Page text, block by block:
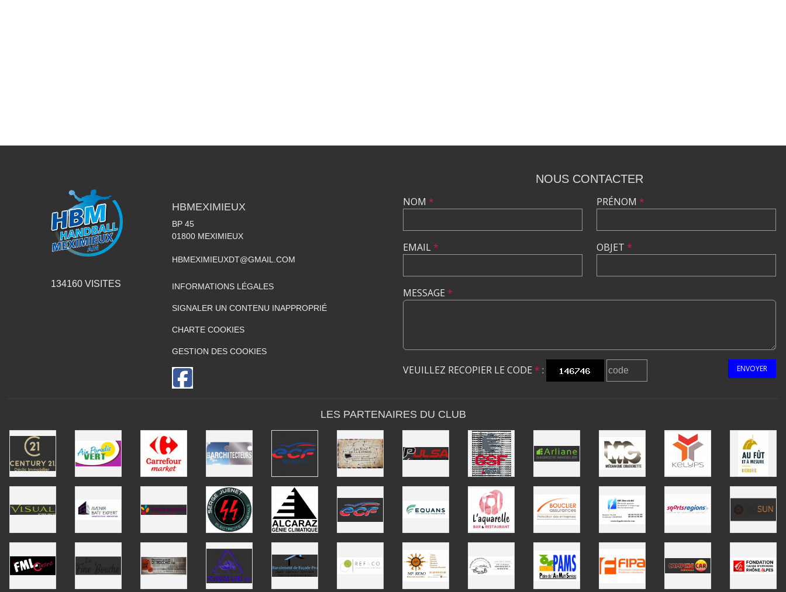
134160 VISITES
HBMEXIMIEUX
BP 45
01800 MEXIMIEUX
HBMEXIMIEUXDT@GMAIL.COM
INFORMATIONS LÉGALES
SIGNALER UN CONTENU INAPPROPRIÉ
CHARTE COOKIES
GESTION DES COOKIES
NOUS CONTACTER
NOM *
EMAIL*
PRÉNOM *
OBJET *
MESSAGE *
VEUILLEZ RECOPIER LE CODE * : ENVOYER
LES PARTENAIRES DU CLUB